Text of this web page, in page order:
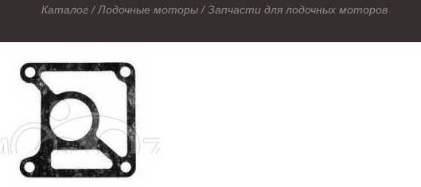
Каталог/Лодочные моторы/Запчасти для лодочных моторов